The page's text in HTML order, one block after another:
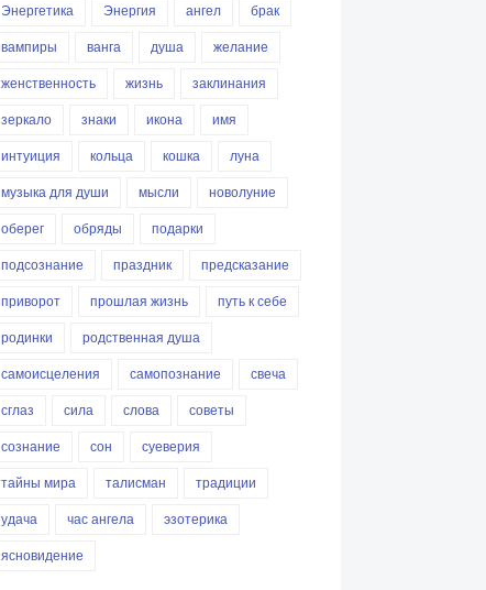
Энергетика
Энергия ангел
брак
вампиры
ванга душа
желание
женственность
жизнь
заклинания
зеркало
знаки икона
имя
интуиция
кольца кошка
луна
музыка для души
мысли
новолуние
оберег
обряды
подарки
подсознание
праздник
предсказание
приворот
прошлая жизнь
путь к себе
родинки
родственная душа
самоисцеления
самопознание
свеча
сглаз
сила слова
советы
сознание
сон
суеверия
тайны мира
талисман
традиции
удача
час ангела
эзотерика
ясновидение